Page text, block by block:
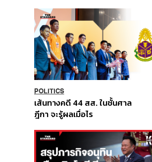
POLITICS
เส้นทางคดี 44 สส. ในชั้นศาล
ฎีกา จะรู้ผลเมื่อไร